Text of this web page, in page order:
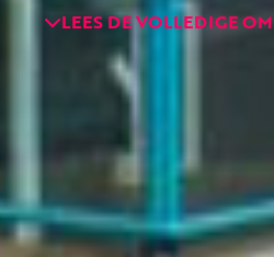
Via de afgesloten entree
videofoon, trappenhuis en
u de woning op de eerste
en geeft toegang tot de
vertrekken. Hier vindt u
wasruimte, een toilet en
voor garderobe en extra
LEES DE VOLLEDIGE